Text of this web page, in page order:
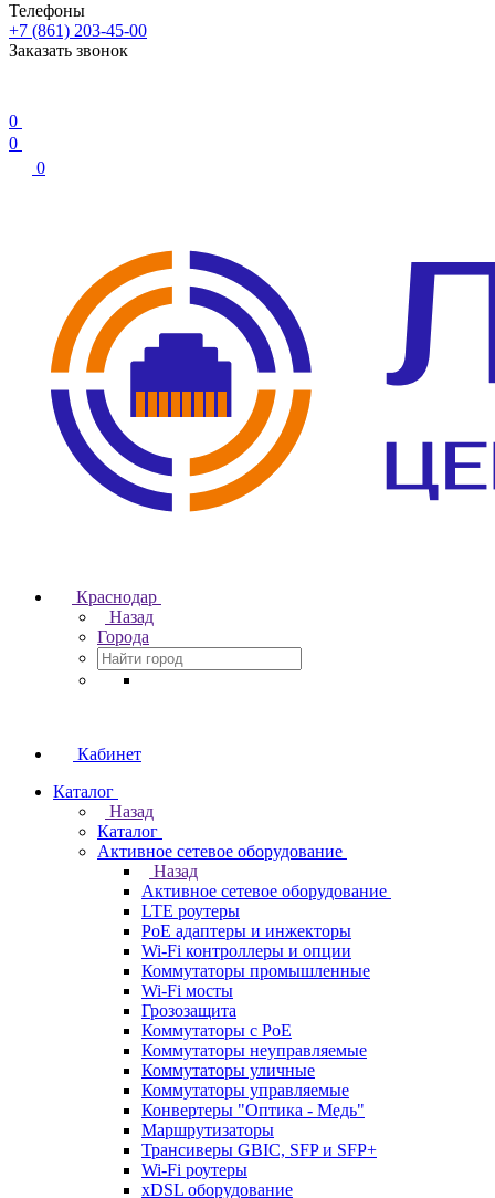
Телефоны
+7 (861) 203-45-00
Заказать звонок
0
0
0
Краснодар
Назад
Города
Кабинет
Каталог
Назад
Каталог
Активное сетевое оборудование
Назад
Активное сетевое оборудование
LTE роутеры
PoE адаптеры и инжекторы
Wi-Fi контроллеры и опции
Коммутаторы промышленные
Wi-Fi мосты
Грозозащита
Коммутаторы c PoE
Коммутаторы неуправляемые
Коммутаторы уличные
Коммутаторы управляемые
Конвертеры "Оптика - Медь"
Маршрутизаторы
Трансиверы GBIC, SFP и SFP+
Wi-Fi роутеры
xDSL оборудование